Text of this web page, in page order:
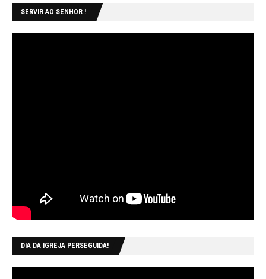
SERVIR AO SENHOR !
DIA DA IGREJA PERSEGUIDA!